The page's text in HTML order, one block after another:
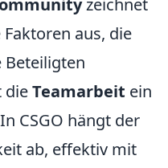
zeichnet
aus, die
Beteiligten
dieTeamarbeit ein
CSGO hängt der
ab, effektiv mit